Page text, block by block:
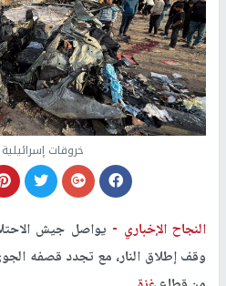
خروقات
النجاح الإخباري - يواصل جيش
وقف إطلاق النار، مع تجدد قصفه